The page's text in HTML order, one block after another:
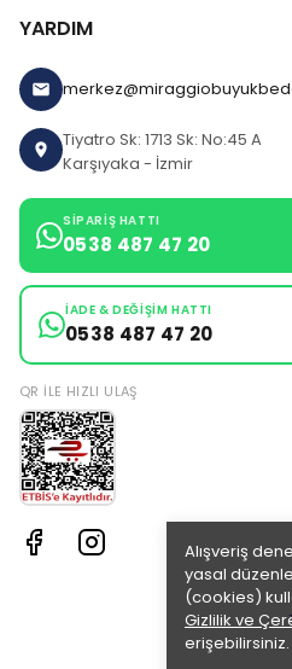
Alışveriş
yasal
(cookies)
Gizlilik ve
erişebilirsiniz.
YARDIM
Tiyatro Sk: 1713 Sk: No:45 A
Karşıyaka - İzmir
SIPARIŞ HATTI
0538 487 47 20
İADE & DEĞIŞIM HATTI
0538 487 47 20
QR ILE HIZLI ULAŞ